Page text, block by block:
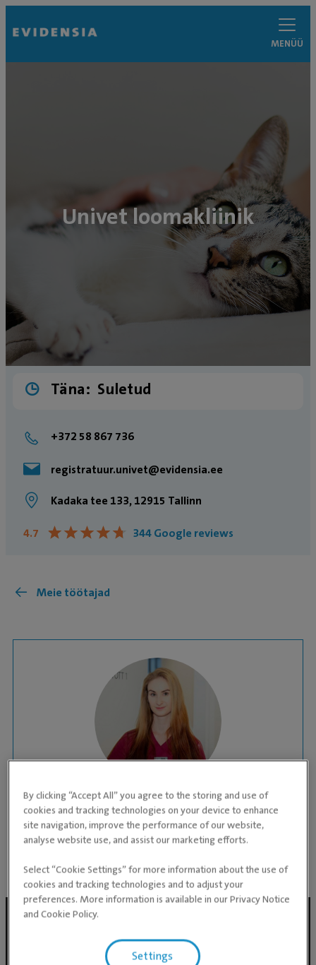
MENÜÜ
Univet loomakliinik
Täna: Suletud
+372 58 867 736
registratuur.univet@evidensia.ee
Kadaka tee 133, 12915 Tallinn
4.7 ★★★★★
★★★★★ 344 Google reviews
Meie töötajad
VETERINAARASSISTENT
Merily Aidama
By clicking “Accept All” you agree to the storing and use of
cookies and tracking technologies on your device to enhance
site navigation, improve the performance of our website,
analyse website use, and assist our marketing efforts.
Select “Cookie Settings” for more information about the use of
cookies and tracking technologies and to adjust your
preferences. More information is available in our Privacy Notice
and Cookie Policy.
Settings